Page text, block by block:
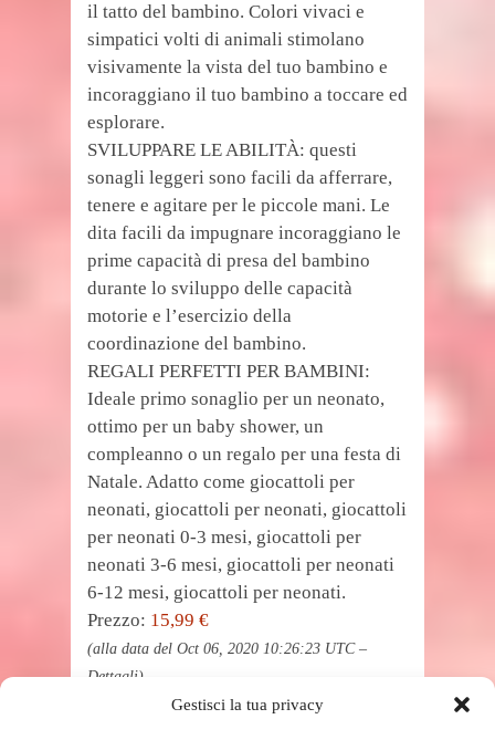
Gestisci la tua privacy
il tatto del bambino. Colori vivaci e
simpatici volti di animali stimolano
visivamente la vista del tuo bambino e
incoraggiano il tuo bambino a toccare ed
esplorare.
SVILUPPARE LE ABILITÀ: questi
sonagli leggeri sono facili da afferrare,
tenere e agitare per le piccole mani. Le
dita facili da impugnare incoraggiano le
prime capacità di presa del bambino
durante lo sviluppo delle capacità
motorie e l’esercizio della
coordinazione del bambino.
REGALI PERFETTI PER BAMBINI:
Ideale primo sonaglio per un neonato,
ottimo per un baby shower, un
compleanno o un regalo per una festa di
Natale. Adatto come giocattoli per
neonati, giocattoli per neonati, giocattoli
per neonati 0-3 mesi, giocattoli per
neonati 3-6 mesi, giocattoli per neonati
6-12 mesi, giocattoli per neonati.
Prezzo: 15,99 €
(alla data del Oct 06, 2020 10:26:23 UTC –
Dettagli)